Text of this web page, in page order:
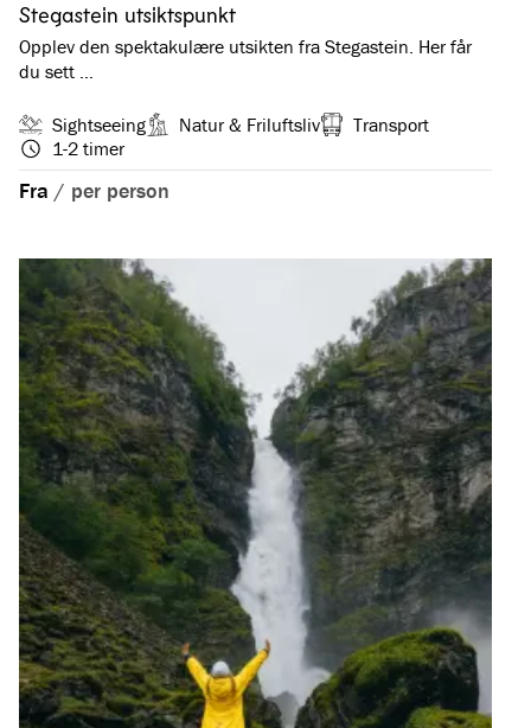
Stegastein utsiktspunkt
Opplev den spektakulære utsikten fra Stegastein. Her får
du sett …
Sightseeing Natur & Friluftsliv
Transport
1-2 timer
Fra / per person